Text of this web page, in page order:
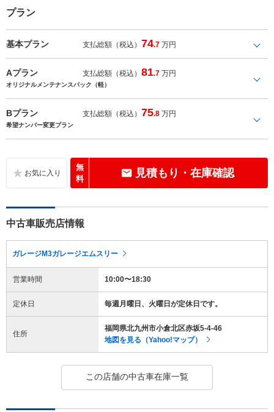
プラン
基本プラン 支払総額（税込） 74.7 万円
Aプラン 支払総額（税込）81.7 万円
オリジナルメンテナンスパック（軽）
Bプラン 支払総額（税込） 75.8 万円
希望ナンバー変更プラン
無
料
見積もり・在庫確認
中古車販売店情報
ガレージM3ガレージエムスリー
営業時間 10:00〜18:30
定休日 毎週月曜日、火曜日が定休日です。
住所
福岡県北九州市小倉北区赤坂5-4-46
地図を見る（Yahoo!マップ）
この店舗の中古車在庫一覧